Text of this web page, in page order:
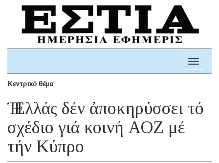
Toggle
Κεντρικό θέμα
Ἡ Ἑλλάς δέν ἀποκηρύσσει τό
σχέδιο γιά κοινή ΑΟΖ μέ
τήν Κύπρο